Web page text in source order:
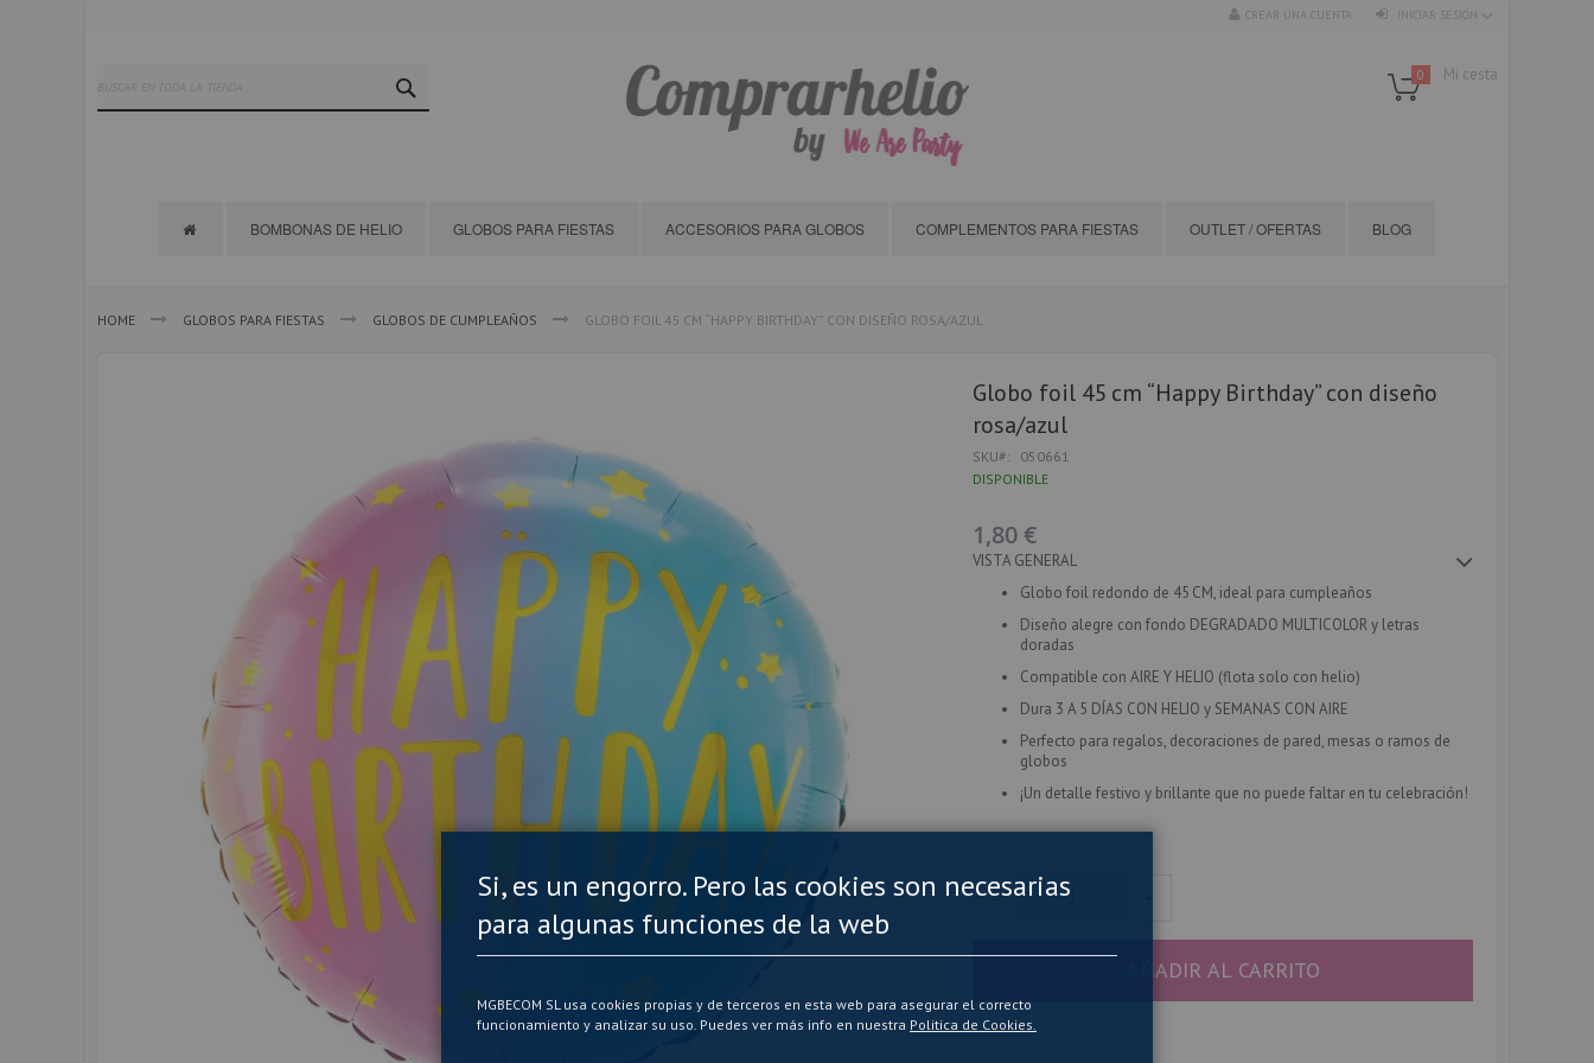
INICIAR SESIÓN
CREAR UNA CUENTA
Mi cesta
0
BOMBONAS DE HELIO GLOBOS PARA FIESTAS ACCESORIOS PARA GLOBOS COMPLEMENTOS PARA FIESTAS OUTLET / OFERTAS BLOG
HOME GLOBOS PARA FIESTAS GLOBOS DE CUMPLEAÑOS GLOBO FOIL 45 CM “HAPPY BIRTHDAY” CON DISEÑO ROSA/AZUL
Globo foil 45 cm “Happy Birthday” con diseño
rosa/azul
SKU
050661
DISPONIBLE
1,80 €
VISTA GENERAL
Globo foil redondo de 45 CM, ideal para cumpleaños
Diseño alegre con fondo DEGRADADO MULTICOLORy letras
doradas
Compatible conAIRE Y HELIO (flota solo con helio)
Dura 3 A 5 DÍAS CON HELIO y SEMANAS CON AIRE
Perfecto para regalos, decoraciones de pared, mesas o ramos de
globos
¡Un detalle festivo y brillante que no puede faltar en tu celebración!
-
AÑADIR AL CARRITO
Si, es un engorro. Pero las cookies son necesarias
para algunas funciones de la web
MGBECOM SL usa cookies propias y de terceros en esta web para asegurar el correcto
funcionamiento y analizar su uso. Puedes ver más info en nuestra Politica de Cookies.